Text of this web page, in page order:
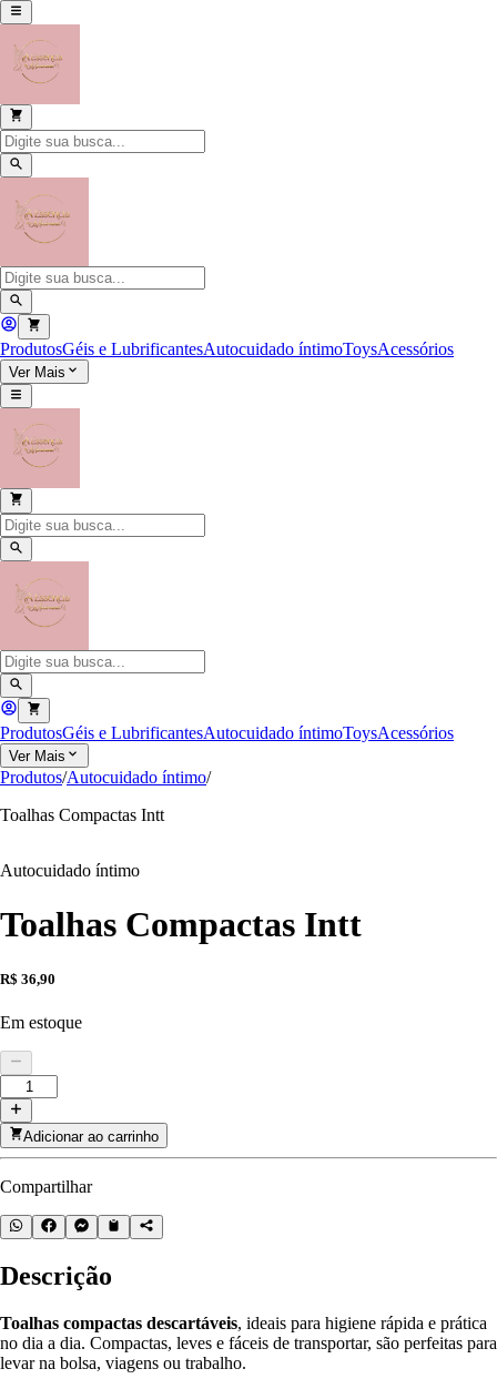
ProdutosGéis e LubrificantesAutocuidado íntimoToysAcessórios
Ver Mais
ProdutosGéis e LubrificantesAutocuidado íntimoToysAcessórios
Ver Mais
Produtos/Autocuidado íntimo/
Toalhas Compactas Intt
Autocuidado íntimo
Toalhas Compactas Intt
R$ 36,90
Em estoque
Adicionar ao carrinho
Compartilhar
Descrição
Toalhas compactas descartáveis, ideais para higiene rápida e prática
no dia a dia. Compactas, leves e fáceis de transportar, são perfeitas para
levar na bolsa, viagens ou trabalho.